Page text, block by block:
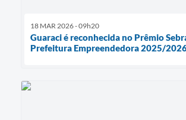
18 MAR 2026 - 09h20
Guaraci é reconhecida no Prêmio
Prefeitura Empreendedora 2025/